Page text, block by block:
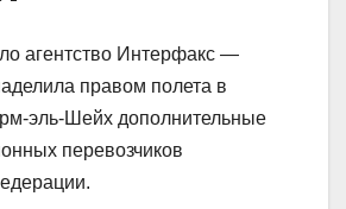
агентство Интерфакс —
правом полета в
эль-Шейх дополнительные
перевозчиков